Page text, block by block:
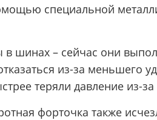
специальной
в шинах – сейчас они
из-за меньшего
теряли давление из-
форточка также